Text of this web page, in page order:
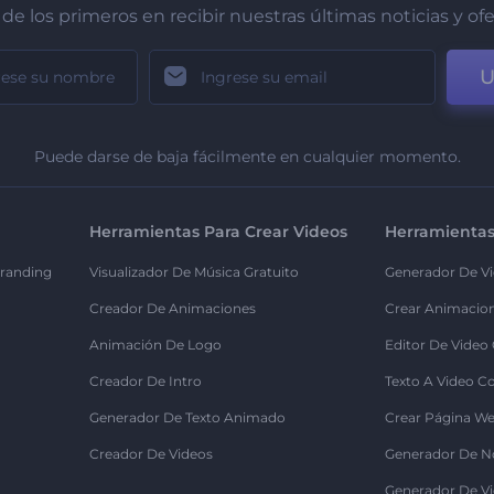
de los primeros en recibir nuestras últimas noticias y
Puede darse de baja fácilmente en cualquier momento.
Herramientas Para Crear Videos
Visualizador De Música Gratuito
Creador De Animaciones
Animación De Logo
Creador De Intro
Generador De Texto Animado
Creador De Videos
Generador De
Crear
Editor De Video
Texto A Video
Crear Página
Generador De
Generador De